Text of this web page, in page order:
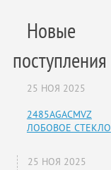
Новые
поступления
25 НОЯ 2025
2485AGACMVZ
ЛОБОВОЕ СТЕКЛО
25 НОЯ 2025